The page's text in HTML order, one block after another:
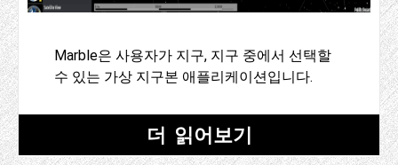
Marble은 사용자가 지구, 지구 중에서 선택할
수 있는 가상 지구본 애플리케이션입니다.
더 읽어보기